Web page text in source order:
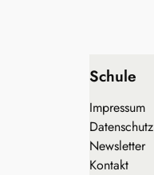
Schule
Impressum
Datenschutz
Newsletter
Kontakt